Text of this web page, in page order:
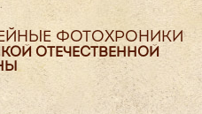
ФОТОХРОНИКИ
ОТЕЧЕСТВЕННОЙ